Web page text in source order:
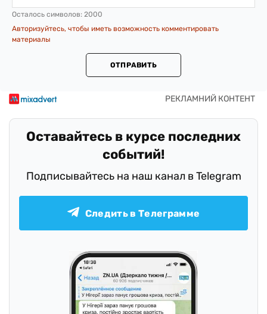
Осталось символов: 2000
Авторизуйтесь, чтобы иметь возможность комментировать
материалы
ОТПРАВИТЬ
Оставайтесь в курсе последних
событий!
Подписывайтесь на наш канал в Telegram
Следить в Телеграмме